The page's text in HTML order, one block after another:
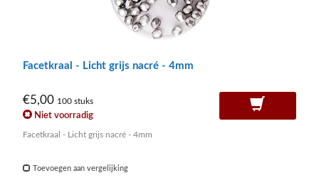
Facetkraal - Licht grijs nacré - 4mm
€5,00 100 stuks
Niet voorradig
Facetkraal - Licht grijs nacré - 4mm
Toevoegen aan vergelijking